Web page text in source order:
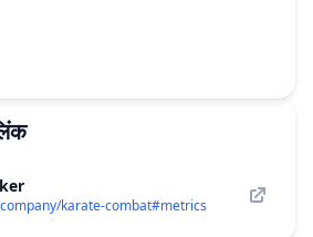
karate-combat#metrics